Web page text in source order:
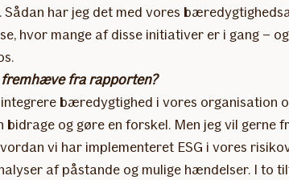
Sådan har jeg det med vores
hvor mange af disse initiativer er i gang –
fra rapporten?
bæredygtighed i vores organisation
bidrage og gøre en forskel. Men jeg vil
vi har implementeret ESG i vores
af påstande og mulige hændelser. I